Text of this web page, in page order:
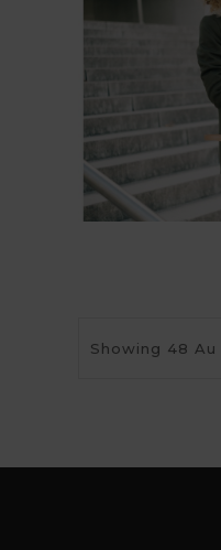
Showing 48